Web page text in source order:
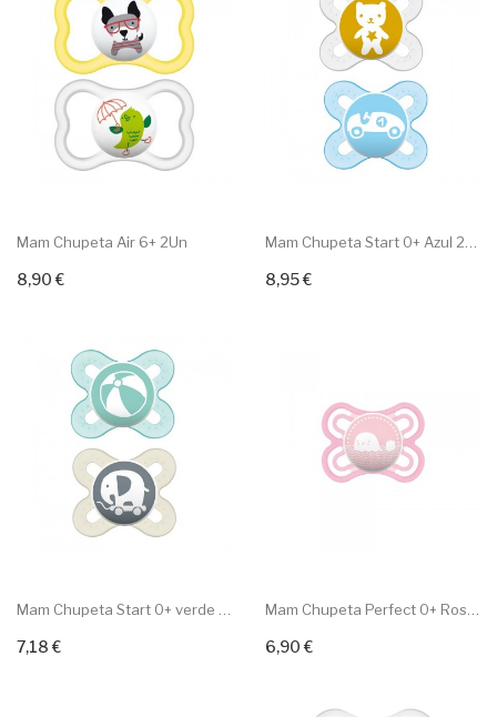
Mam Chupeta Air 6+ 2Un
8,90 €Adicionar ao carrinho 8,95 €Adicionar ao carrinho
7,18 €Adicionar ao carrinho 6,90 €Adicionar ao carrinho